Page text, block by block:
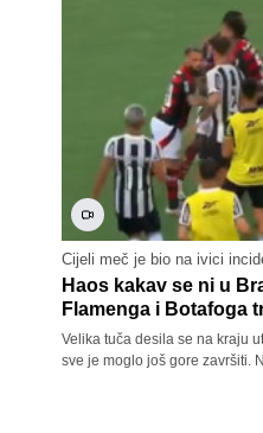
Cijeli meč je bio na ivici
Haos kakav se ni u
Flamenga i Botafoga
Velika tuča desila se na kraju
sve je moglo još gore završiti.